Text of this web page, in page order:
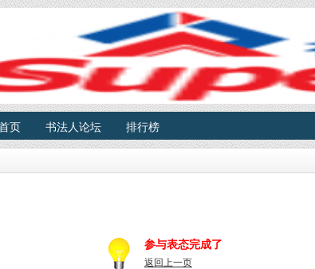
页 书法人论坛 排行榜
参与表态完成了
返回上一页